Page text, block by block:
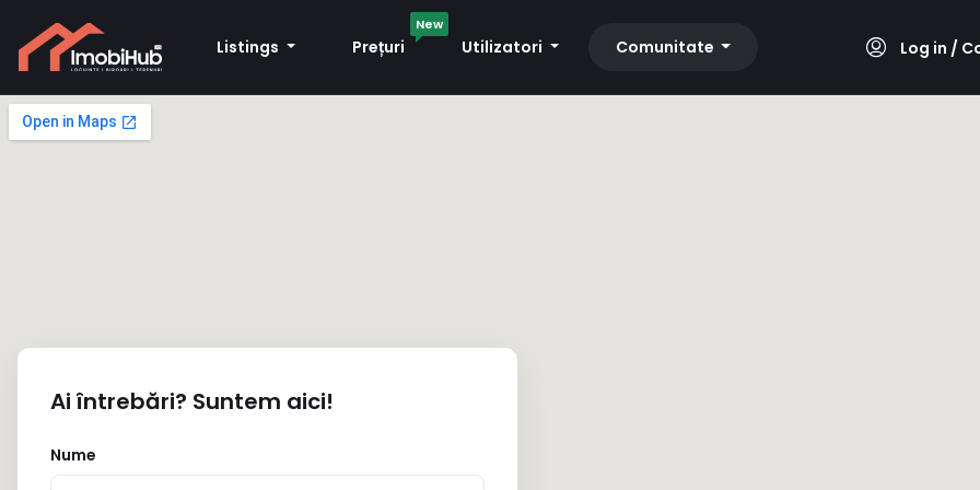
Listings Prețuri
New
Utilizatori Comunitate Log in /
Ai întrebări? Suntem aici!
Nume